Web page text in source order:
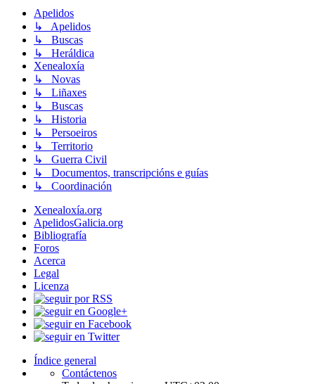
Apelidos
↳ Apelidos
↳ Buscas
↳ Heráldica
Xenealoxía
↳ Novas
↳ Liñaxes
↳ Buscas
↳ Historia
↳ Persoeiros
↳ Territorio
↳ Guerra Civil
↳ Documentos, transcripcións e guías
↳ Coordinación
Xenealoxía.org
ApelidosGalicia.org
Bibliografía
Foros
Acerca
Legal
Licenza
Índice general
Contáctenos